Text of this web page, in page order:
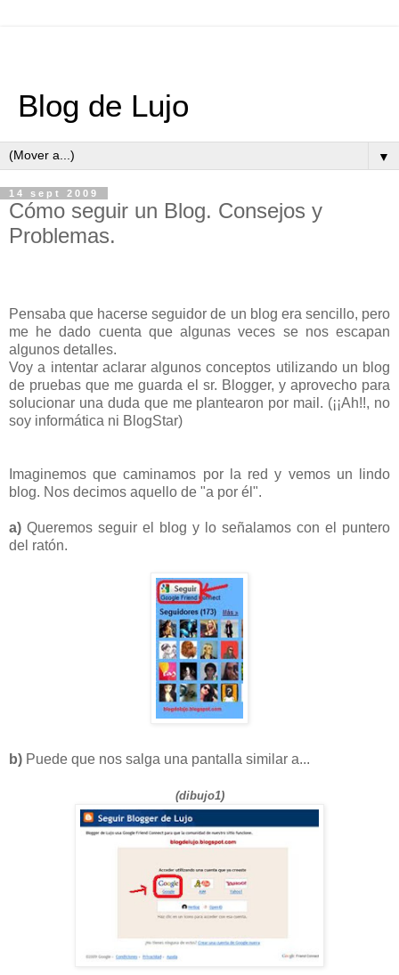
Blog de Lujo
▼
14 sept 2009
Cómo seguir un Blog. Consejos y
Problemas.
Pensaba que hacerse seguidor de un blog era sencillo, pero
me he dado cuenta que algunas veces se nos escapan
algunos detalles.
Voy a intentar aclarar algunos conceptos utilizando un blog
de pruebas que me guarda el sr. Blogger, y aprovecho para
solucionar una duda que me plantearon por mail. (¡¡Ah!!, no
soy informática ni BlogStar)
Imaginemos que caminamos por la red y vemos un lindo
blog. Nos decimos aquello de "a por él".
a) Queremos seguir el blog y lo señalamos con el puntero
del ratón.
b) Puede que nos salga una pantalla similar a...
(dibujo1)